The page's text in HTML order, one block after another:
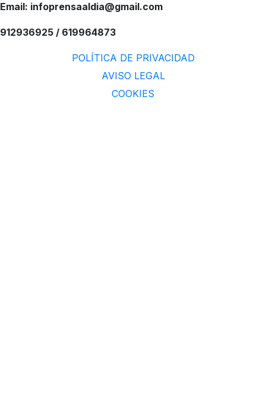
Email: infoprensaaldia@gmail.com
912936925 / 619964873
POLÍTICA DE PRIVACIDAD
AVISO LEGAL
COOKIES